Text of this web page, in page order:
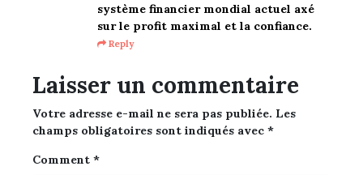
système financier mondial actuel axé
sur le profit maximal et la confiance.
Reply
Laisser un commentaire
Votre adresse e-mail ne sera pas publiée. Les
champs obligatoires sont indiqués avec *
Comment *